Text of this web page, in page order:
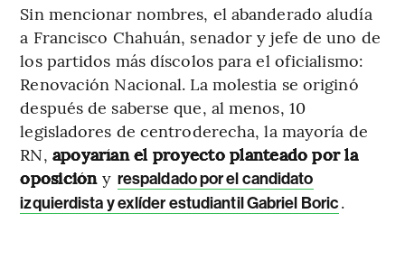
Sin mencionar nombres, el abanderado aludía
a Francisco Chahuán, senador y jefe de uno de
los partidos más díscolos para el oficialismo:
Renovación Nacional. La molestia se originó
después de saberse que, al menos, 10
legisladores de centroderecha, la mayoría de
RN, apoyarían el proyecto planteado por la
oposicióny respaldado por el candidato
izquierdista y exlíder estudiantil Gabriel Boric.